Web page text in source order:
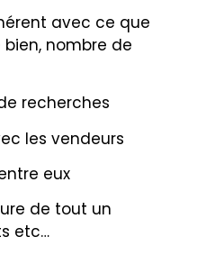
avec ce que
nombre de
recherches
les vendeurs
eux
de tout un
etc…